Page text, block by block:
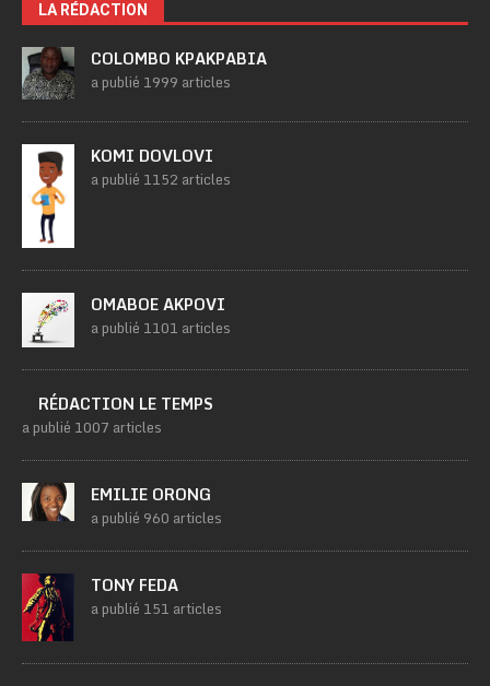
LA RÉDACTION
COLOMBO KPAKPABIA
a publié 1999 articles
KOMI DOVLOVI
a publié 1152 articles
OMABOE AKPOVI
a publié 1101 articles
RÉDACTION LE TEMPS
a publié 1007 articles
EMILIE ORONG
a publié 960 articles
TONY FEDA
a publié 151 articles